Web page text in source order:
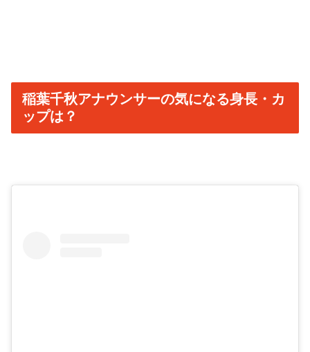
稲葉千秋アナウンサーの気になる身長・カ
ップは？